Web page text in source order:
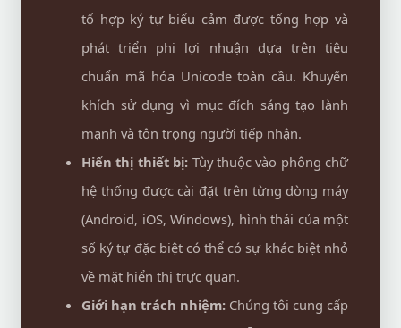
tổ hợp ký tự biểu cảm được tổng hợp và
phát triển phi lợi nhuận dựa trên tiêu
chuẩn mã hóa Unicode toàn cầu. Khuyến
khích sử dụng vì mục đích sáng tạo lành
mạnh và tôn trọng người tiếp nhận.
Hiển thị thiết bị: Tùy thuộc vào phông chữ
hệ thống được cài đặt trên từng dòng máy
(Android, iOS, Windows), hình thái của một
số ký tự đặc biệt có thể có sự khác biệt nhỏ
về mặt hiển thị trực quan.
Giới hạn trách nhiệm: Chúng tôi cung cấp